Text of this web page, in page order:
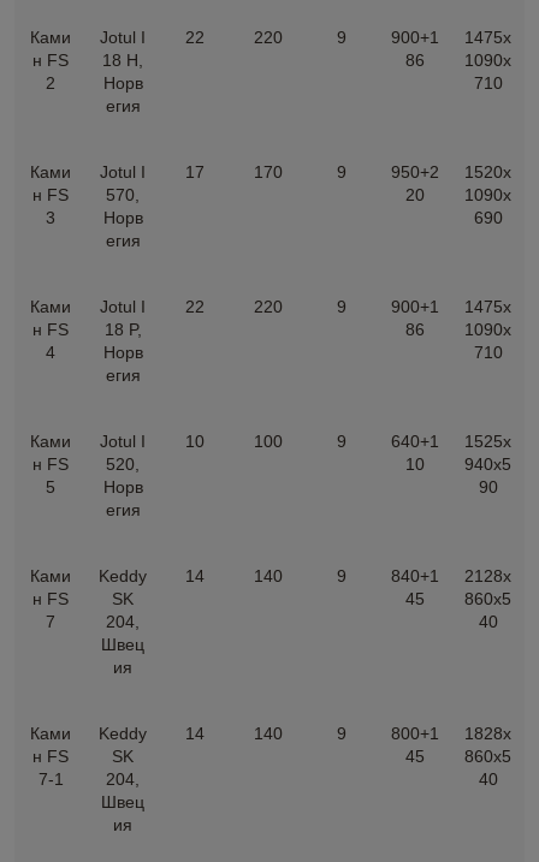
Ками
н FS
2
Jotul I
18 H,
Норв
егия
22 220 9
900+1
86
1475х
1090х
710
Ками
н FS
3
Jotul I
570,
Норв
егия
17 170 9
950+2
20
1520х
1090х
690
Ками
н FS
4
Jotul I
18 P,
Норв
егия
22 220 9
900+1
86
1475х
1090х
710
Ками
н FS
5
Jotul I
520,
Норв
егия
10 100 9
640+1
10
1525х
940х5
90
Ками
н FS
7
Keddy
SK
204,
Швец
ия
14 140 9
840+1
45
2128х
860х5
40
Ками
н FS
7-1
Keddy
SK
204,
Швец
ия
14 140 9
800+1
45
1828х
860х5
40